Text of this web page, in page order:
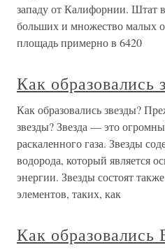
западу от Калифорнии. Штат
больших и множество малых
площадь примерно в 6420
Как образовались
Как образовались звезды?
звезды? Звезда — это
раскаленного газа. Звезды
водорода, который является
энергии. Звезды состоят
элементов, таких, как
Как образовались